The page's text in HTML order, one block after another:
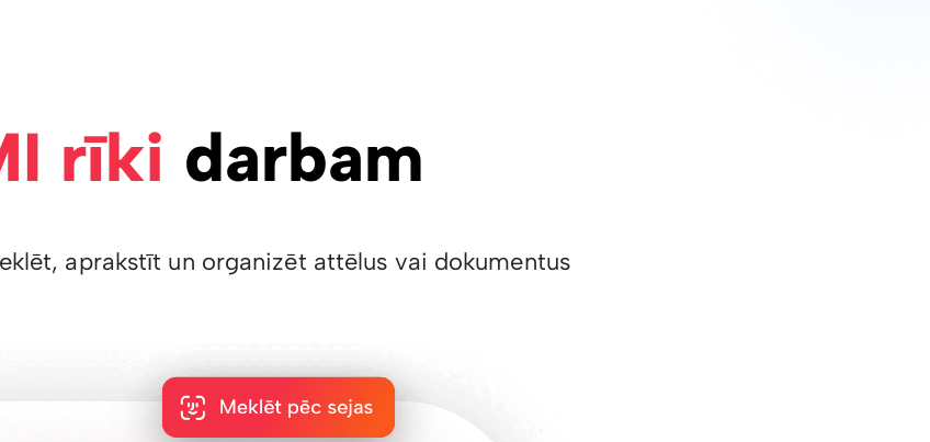
rīki darbam
aprakstīt un organizēt attēlus vai dokumentus